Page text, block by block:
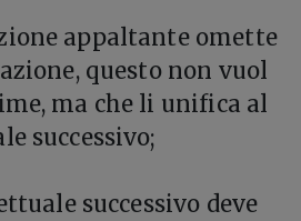
appaltante omette
questo non vuol
ma che li unifica al
successivo;
successivo deve